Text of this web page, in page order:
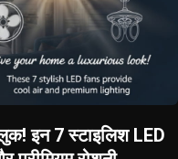
इन 7 स्टाइलिश LED